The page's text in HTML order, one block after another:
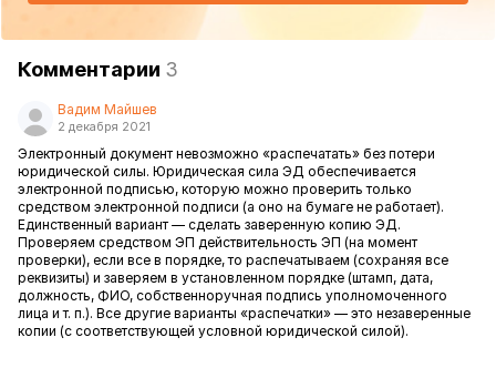
Комментарии 3
Вадим Майшев
2 декабря 2021
Электронный документ невозможно «распечатать» без потери
юридической силы. Юридическая сила ЭД обеспечивается
электронной подписью, которую можно проверить только
средством электронной подписи (а оно на бумаге не работает).
Единственный вариант — сделать заверенную копию ЭД.
Проверяем средством ЭП действительность ЭП (на момент
проверки), если все в порядке, то распечатываем (сохраняя все
реквизиты) и заверяем в установленном порядке (штамп, дата,
должность, ФИО, собственноручная подпись уполномоченного
лица и т. п.). Все другие варианты «распечатки» — это незаверенные
копии (с соответствующей условной юридической силой).